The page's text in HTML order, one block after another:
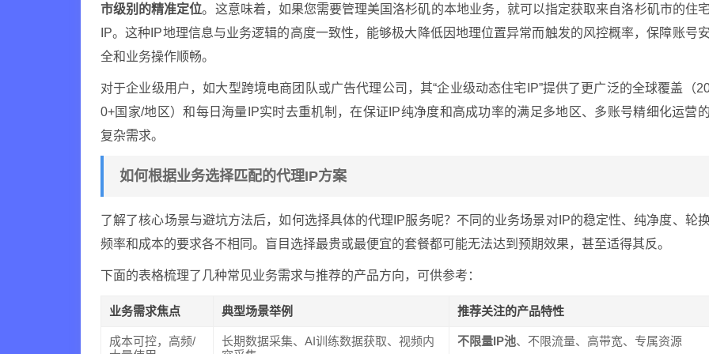
市级别的精准定位。这意味着，如果您需要管理美国洛杉矶的本地业务，就可以指定获取来自洛杉矶市的住宅
IP。这种IP地理信息与业务逻辑的高度一致性，能够极大降低因地理位置异常而触发的风控概率，保障账号安
全和业务操作顺畅。
对于企业级用户，如大型跨境电商团队或广告代理公司，其“企业级动态住宅IP”提供了更广泛的全球覆盖（
0+国家/地区）和每日海量IP实时去重机制，在保证IP纯净度和高成功率的满足多地区、多账号精细化运营的
复杂需求。
如何根据业务选择匹配的代理IP方案
了解了核心场景与避坑方法后，如何选择具体的代理IP服务呢？不同的业务场景对IP的稳定性、纯净度、轮
频率和成本的要求各不相同。盲目选择最贵或最便宜的套餐都可能无法达到预期效果，甚至适得其反。
下面的表格梳理了几种常见业务需求与推荐的产品方向，可供参考：
业务需求焦点 典型场景举例 推荐关注的产品特性
成本可控，高频/
长期数据采集、AI训练数据获取、视频内
不限量IP池、不限流量、高带宽、专属资源